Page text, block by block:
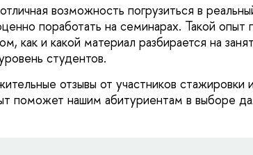
возможность погрузиться в
поработать на семинарах. Такой опыт
как и какой материал разбирается на
студентов.
отзывы от участников стажировки
поможет нашим абитуриентам в выборе